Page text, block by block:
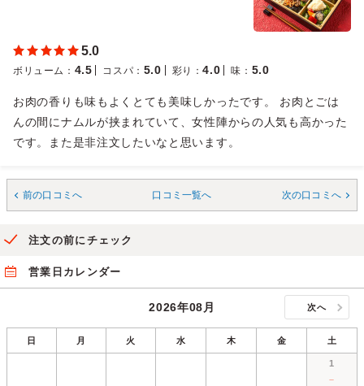
5.0
ボリューム ： 4.5 コスパ ： 5.0 彩り ：4.0 味 ： 5.0
お肉の香りも味もよくとても美味しかったです。 お肉とごは
んの間にナムルが挟まれていて、女性陣からの人気も高かった
です。また是非注文したいなと思います。
前の口コミへ 口コミ一覧へ 次の口コミへ
注文の前にチェック
営業日カレンダー
2026年08月 次へ
日 月 火 水 木 金 土
1
－